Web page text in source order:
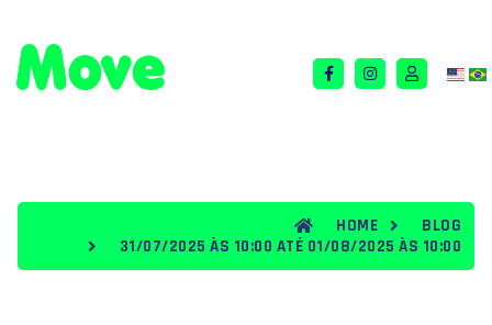
HOME
BLOG
31/07/2025 ÀS 10:00 ATÉ 01/08/2025 ÀS 10:00